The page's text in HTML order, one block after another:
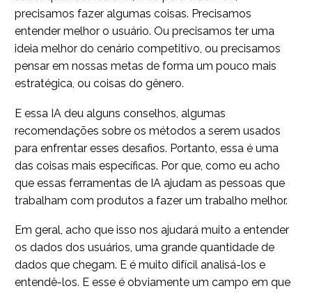
precisamos fazer algumas coisas. Precisamos
entender melhor o usuário. Ou precisamos ter uma
ideia melhor do cenário competitivo, ou precisamos
pensar em nossas metas de forma um pouco mais
estratégica, ou coisas do gênero.
E essa IA deu alguns conselhos, algumas
recomendações sobre os métodos a serem usados
para enfrentar esses desafios. Portanto, essa é uma
das coisas mais específicas. Por que, como eu acho
que essas ferramentas de IA ajudam as pessoas que
trabalham com produtos a fazer um trabalho melhor.
Em geral, acho que isso nos ajudará muito a entender
os dados dos usuários, uma grande quantidade de
dados que chegam. E é muito difícil analisá-los e
entendê-los. E esse é obviamente um campo em que